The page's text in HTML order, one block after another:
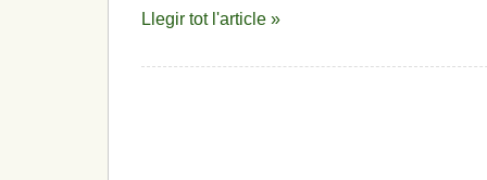
Llegir tot l'article »